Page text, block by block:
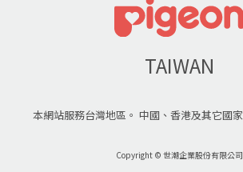
TAIWAN
本網站服務台灣地區。 中國、香港及其它國
Copyright © 世潮企業股份有限公司